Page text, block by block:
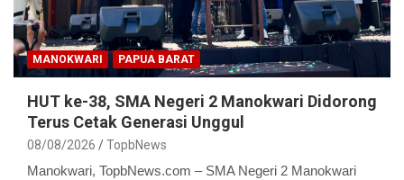
MANOKWARI PAPUA BARAT
HUT ke-38, SMA Negeri 2 Manokwari Didorong
Terus Cetak Generasi Unggul
08/08/2026 TopbNews
Manokwari, TopbNews.com – SMA Negeri 2 Manokwari